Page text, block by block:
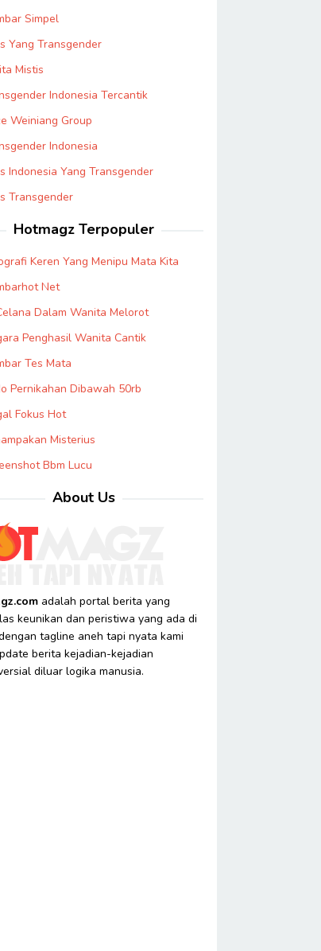
Simpel
Yang Transgender
Mistis
Indonesia Tercantik
Weiniang Group
Indonesia
Indonesia Yang Transgender
Transgender
Hotmagz Terpopuler
Keren Yang Menipu Mata Kita
Net
Dalam Wanita Melorot
Penghasil Wanita Cantik
Tes Mata
Pernikahan Dibawah 50rb
Fokus Hot
Misterius
Bbm Lucu
About Us
adalah portal berita yang
keunikan dan peristiwa yang ada di
tagline aneh tapi nyata kami
berita kejadian-kejadian
diluar logika manusia.